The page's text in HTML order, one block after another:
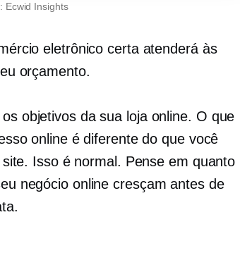
Ecwid Insights
eletrônico certa atenderá às
orçamento.
objetivos da sua loja online. O que
online é diferente do que você
Isso é normal. Pense em quanto
negócio online cresçam antes de